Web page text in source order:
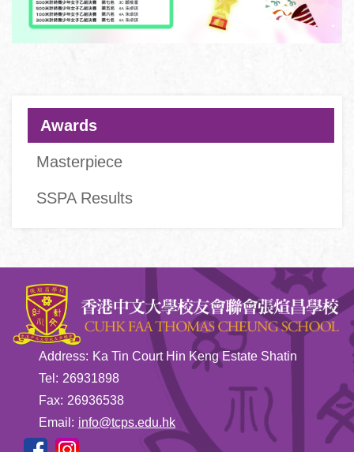
Main
navigation
Awards
Masterpiece
SSPA Results
Address: Ka Tin Court Hin Keng Estate Shatin
Tel: 26931898
Fax: 26936538
Email: info@tcps.edu.hk